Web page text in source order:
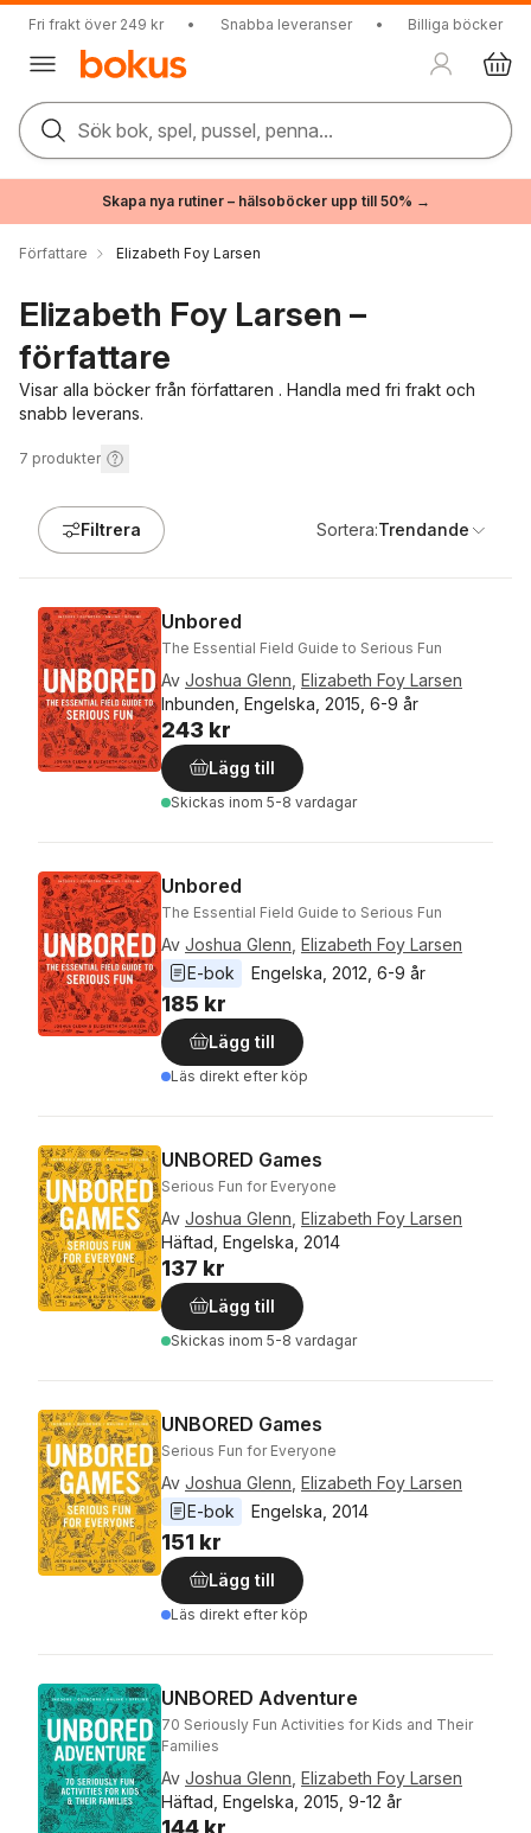
Fri frakt över 249 kr • Snabba leveranser • Billiga böcker
Sök bok, spel, pussel, penna...
Skapa nya rutiner – hälsoböcker upp till 50% →
Författare Elizabeth Foy Larsen
Elizabeth Foy Larsen –
författare
Visar alla böcker från författaren . Handla med fri frakt och
snabb leverans.
7 produkter
Filtrera Sortera:Trendande
Unbored
The Essential Field Guide to Serious Fun
Av Joshua Glenn Elizabeth Foy Larsen
Inbunden, Engelska, 2015, 6-9 år
243 kr
Lägg till
Skickas inom 5-8 vardagar
Unbored
The Essential Field Guide to Serious Fun
Av Joshua Glenn Elizabeth Foy Larsen
E-bok
Engelska 2012 6-9 år
185 kr
Lägg till
Läs direkt efter köp
UNBORED Games
Serious Fun for Everyone
Av Joshua Glenn Elizabeth Foy Larsen
Häftad, Engelska, 2014
137 kr
Lägg till
Skickas inom 5-8 vardagar
UNBORED Games
Serious Fun for Everyone
Av Joshua Glenn Elizabeth Foy Larsen
E-bok
Engelska 2014
151 kr
Lägg till
Läs direkt efter köp
UNBORED Adventure
70 Seriously Fun Activities for Kids and Their
Families
Av Joshua Glenn Elizabeth Foy Larsen
Häftad, Engelska, 2015, 9-12 år
144 kr